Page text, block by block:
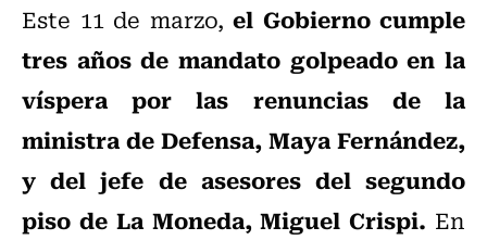
Este 11 de marzo, el Gobierno cumple
tres años de mandato golpeado en la
víspera por las renuncias de la
ministra de Defensa, Maya Fernández,
y del jefe de asesores del segundo
piso de La Moneda, Miguel Crispi. En